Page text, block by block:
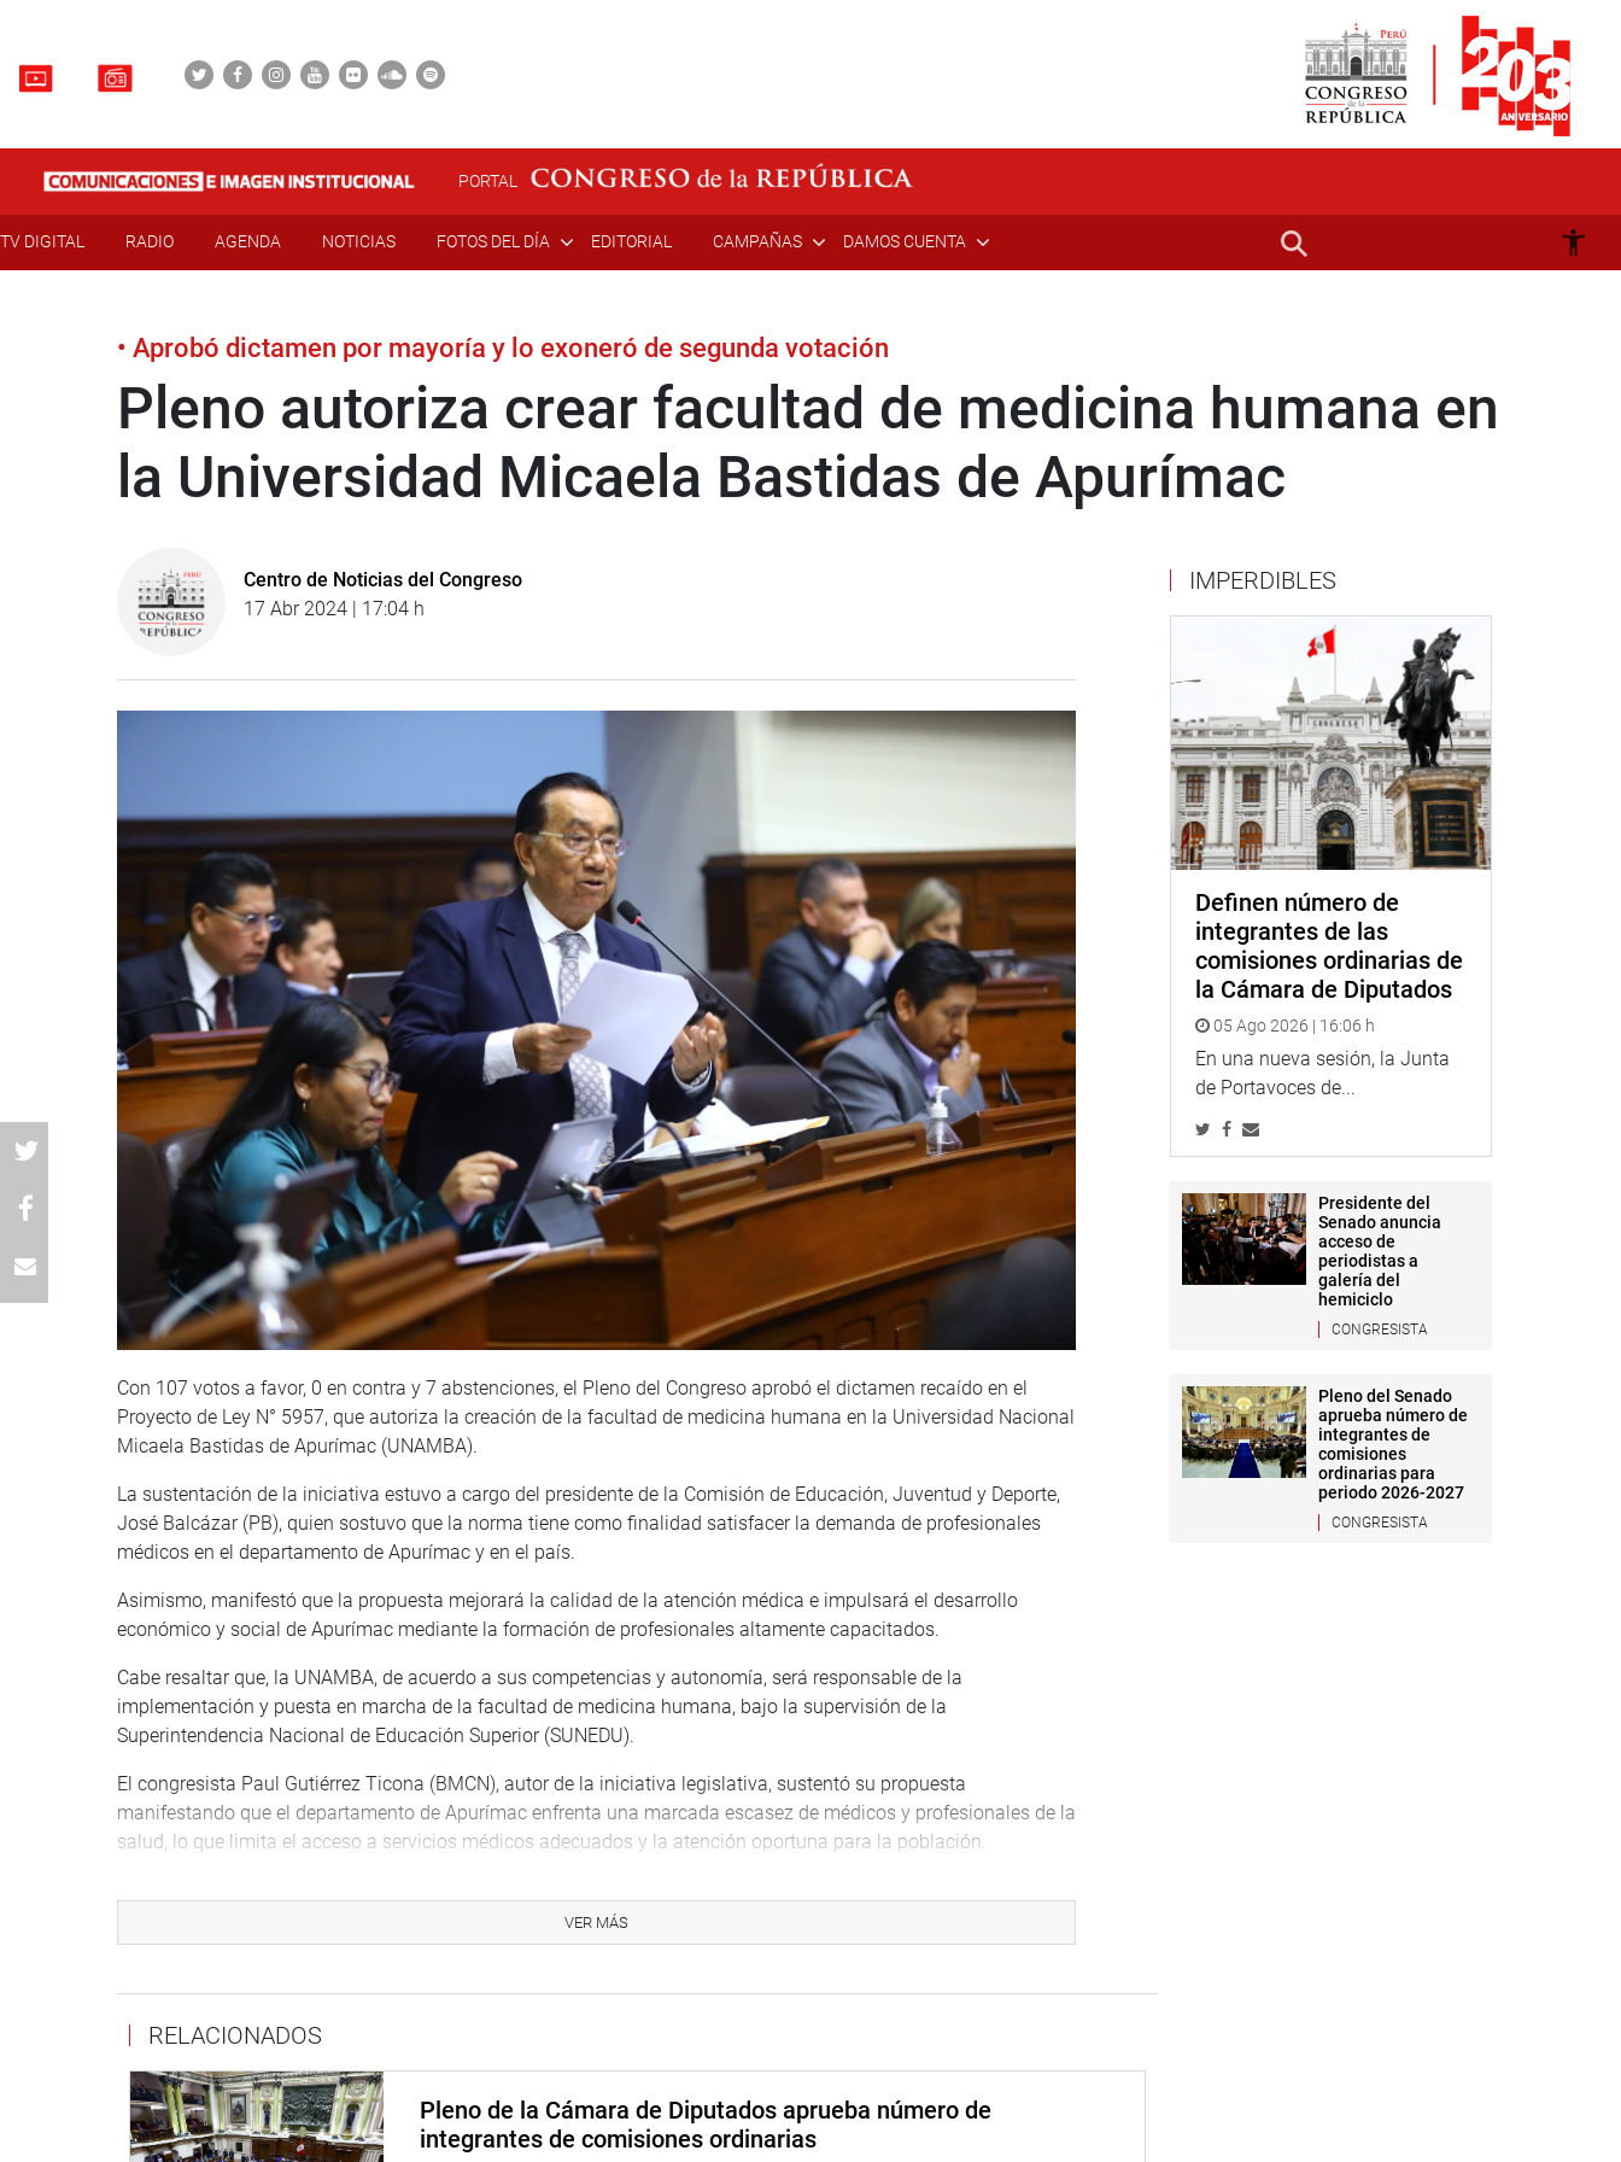
PORTAL
TV DIGITAL RADIO AGENDA NOTICIAS FOTOS DEL DÍA EDITORIAL CAMPAÑAS DAMOS CUENTA
• Aprobó dictamen por mayoría y lo exoneró de segunda votación
Pleno autoriza crear facultad de medicina humana en
la Universidad Micaela Bastidas de Apurímac
Centro de Noticias del Congreso
17 Abr 2024 | 17:04 h
Con 107 votos a favor, 0 en contra y 7 abstenciones, el Pleno del Congreso aprobó el dictamen recaído en el
Proyecto de Ley N° 5957, que autoriza la creación de la facultad de medicina humana en la Universidad Nacional
Micaela Bastidas de Apurímac (UNAMBA).
La sustentación de la iniciativa estuvo a cargo del presidente de la Comisión de Educación, Juventud y Deporte,
José Balcázar (PB), quien sostuvo que la norma tiene como finalidad satisfacer la demanda de profesionales
médicos en el departamento de Apurímac y en el país.
Asimismo, manifestó que la propuesta mejorará la calidad de la atención médica e impulsará el desarrollo
económico y social de Apurímac mediante la formación de profesionales altamente capacitados.
Cabe resaltar que, la UNAMBA, de acuerdo a sus competencias y autonomía, será responsable de la
implementación y puesta en marcha de la facultad de medicina humana, bajo la supervisión de la
Superintendencia Nacional de Educación Superior (SUNEDU).
El congresista Paul Gutiérrez Ticona (BMCN), autor de la iniciativa legislativa, sustentó su propuesta
manifestando que el departamento de Apurímac enfrenta una marcada escasez de médicos y profesionales de la
salud, lo que limita el acceso a servicios médicos adecuados y la atención oportuna para la población.
humana en la Universidad Nacional Micaela Bastidas de Apurímac y reducir las brechas de salud.
El Pleno del Congreso se inició con un minuto de silencio, a solicitud del congresista José Cueto Aservi (RP), en
memoria del Técnico Tercero de la Marina de Guerra del Perú, Edgar Tiburcio Espinoza, fallecido el último lunes
durante un enfrentamiento con remanentes terroristas en el Valle de los Ríos Apurímac, Ene y Mantaro (VRAEM).
OFICINA DE COMUNICACIONES E IMAGEN INSTITUCIONAL
VER MÁS
RELACIONADOS
Pleno de la Cámara de Diputados aprueba número de
integrantes de comisiones ordinarias
IMPERDIBLES
Definen número de
integrantes de las
comisiones ordinarias de
la Cámara de Diputados
05 Ago 2026 | 16:06 h
En una nueva sesión, la Junta
de Portavoces de...
Presidente del
Senado anuncia
acceso de
periodistas a
galería del
hemiciclo
CONGRESISTA
Pleno del Senado
aprueba número de
integrantes de
comisiones
ordinarias para
periodo 2026-2027
CONGRESISTA